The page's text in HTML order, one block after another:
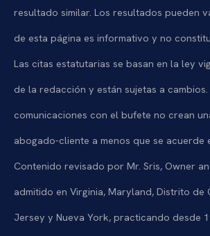
resultado similar. Los resultados pueden
de esta página es informativo y no
Las citas estatutarias se basan en la ley
de la redacción y están sujetas a cambios.
comunicaciones con el bufete no crean
abogado-cliente a menos que se acuerde
Contenido revisado por Mr. Sris, Owner
admitido en Virginia, Maryland, Distrito de
Jersey y Nueva York, practicando desde